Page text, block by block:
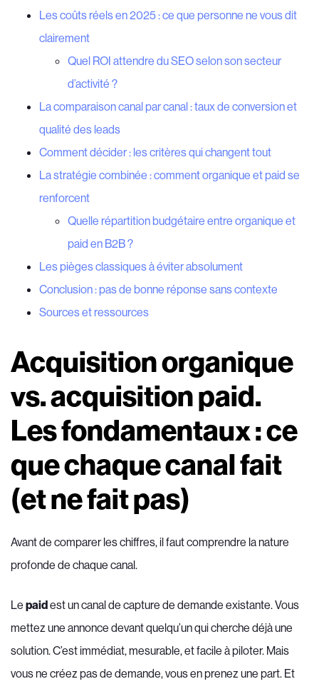
Les coûts réels en 2025 : ce que personne ne vous dit
clairement
Quel ROI attendre du SEO selon son secteur
d’activité ?
La comparaison canal par canal : taux de conversion et
qualité des leads
Comment décider : les critères qui changent tout
La stratégie combinée : comment organique et paid se
renforcent
Quelle répartition budgétaire entre organique et
paid en B2B ?
Les pièges classiques à éviter absolument
Conclusion : pas de bonne réponse sans contexte
Sources et ressources
Acquisition organique
vs. acquisition paid.
Les fondamentaux : ce
que chaque canal fait
(et ne fait pas)
Avant de comparer les chiffres, il faut comprendre la nature
profonde de chaque canal.
Le paidest un canal de capture de demande existante. Vous
mettez une annonce devant quelqu’un qui cherche déjà une
solution. C’est immédiat, mesurable, et facile à piloter. Mais
vous ne créez pas de demande, vous en prenez une part. Et